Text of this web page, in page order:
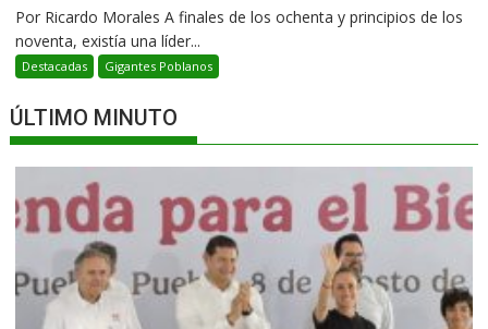
Por Ricardo Morales A finales de los ochenta y principios de los
noventa, existía una líder...
Destacadas Gigantes Poblanos
ÚLTIMO MINUTO